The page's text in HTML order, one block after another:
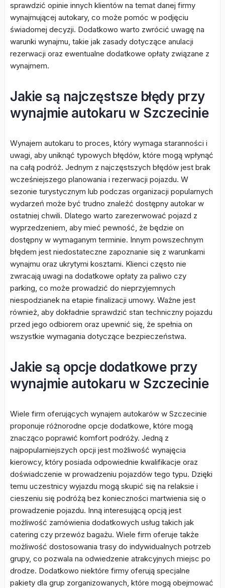
sprawdzić opinie innych klientów na temat danej firmy
wynajmującej autokary, co może pomóc w podjęciu
świadomej decyzji. Dodatkowo warto zwrócić uwagę na
warunki wynajmu, takie jak zasady dotyczące anulacji
rezerwacji oraz ewentualne dodatkowe opłaty związane z
wynajmem.
Jakie są najczęstsze błędy przy
wynajmie autokaru w Szczecinie
Wynajem autokaru to proces, który wymaga staranności i
uwagi, aby uniknąć typowych błędów, które mogą wpłynąć
na całą podróż. Jednym z najczęstszych błędów jest brak
wcześniejszego planowania i rezerwacji pojazdu. W
sezonie turystycznym lub podczas organizacji popularnych
wydarzeń może być trudno znaleźć dostępny autokar w
ostatniej chwili. Dlatego warto zarezerwować pojazd z
wyprzedzeniem, aby mieć pewność, że będzie on
dostępny w wymaganym terminie. Innym powszechnym
błędem jest niedostateczne zapoznanie się z warunkami
wynajmu oraz ukrytymi kosztami. Klienci często nie
zwracają uwagi na dodatkowe opłaty za paliwo czy
parking, co może prowadzić do nieprzyjemnych
niespodzianek na etapie finalizacji umowy. Ważne jest
również, aby dokładnie sprawdzić stan techniczny pojazdu
przed jego odbiorem oraz upewnić się, że spełnia on
wszystkie wymagania dotyczące bezpieczeństwa.
Jakie są opcje dodatkowe przy
wynajmie autokaru w Szczecinie
Wiele firm oferujących wynajem autokarów w Szczecinie
proponuje różnorodne opcje dodatkowe, które mogą
znacząco poprawić komfort podróży. Jedną z
najpopularniejszych opcji jest możliwość wynajęcia
kierowcy, który posiada odpowiednie kwalifikacje oraz
doświadczenie w prowadzeniu pojazdów tego typu. Dzięki
temu uczestnicy wyjazdu mogą skupić się na relaksie i
cieszeniu się podróżą bez konieczności martwienia się o
prowadzenie pojazdu. Inną interesującą opcją jest
możliwość zamówienia dodatkowych usług takich jak
catering czy przewóz bagażu. Wiele firm oferuje także
możliwość dostosowania trasy do indywidualnych potrzeb
grupy, co pozwala na odwiedzenie atrakcyjnych miejsc po
drodze. Dodatkowo niektóre firmy oferują specjalne
pakiety dla grup zorganizowanych, które mogą obejmować